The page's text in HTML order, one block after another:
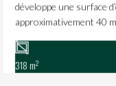
développe une surface
approximativement 40
318 m2